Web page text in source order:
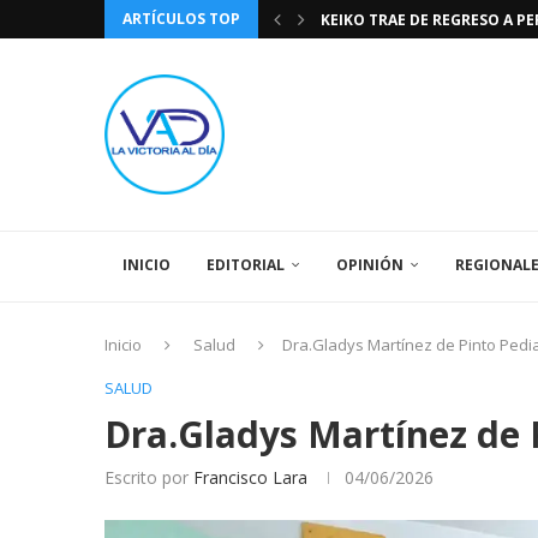
ARTÍCULOS TOP
TASA DE CAMBIO BCV 04 DE
INICIO EDITORIAL OPINIÓN
Inicio Salud
Dra.Gladys Martínez de Pinto
SALUD
Dra.Gladys Martínez
Escrito por Francisco Lara 04/06/2026